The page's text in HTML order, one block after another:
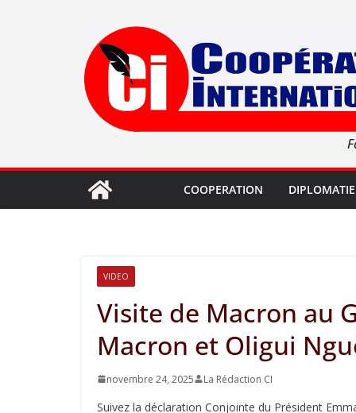
COOPERATION DIPLOMATIE
VIDEO
Visite de Macron au
Macron et Oligui
novembre 24, 2025 La Rédaction CI
Suivez la déclaration Conjointe du Président